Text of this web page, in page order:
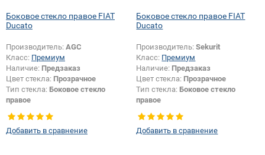
Боковое стекло правое FIAT
Ducato
Производитель: AGC
Класс: Премиум
Наличие: Предзаказ
Цвет стекла: Прозрачное
Тип стекла: Боковое стекло
правое
Добавить в сравнение
Боковое стекло правое FIAT
Ducato
Производитель:Sekurit
Класс: Премиум
Наличие: Предзаказ
Цвет стекла: Прозрачное
Тип стекла: Боковое стекло
правое
Добавить в сравнение